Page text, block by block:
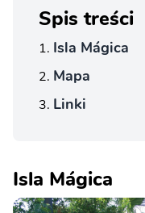
Spis treści
Isla Mágica
Mapa
Linki
Isla Mágica